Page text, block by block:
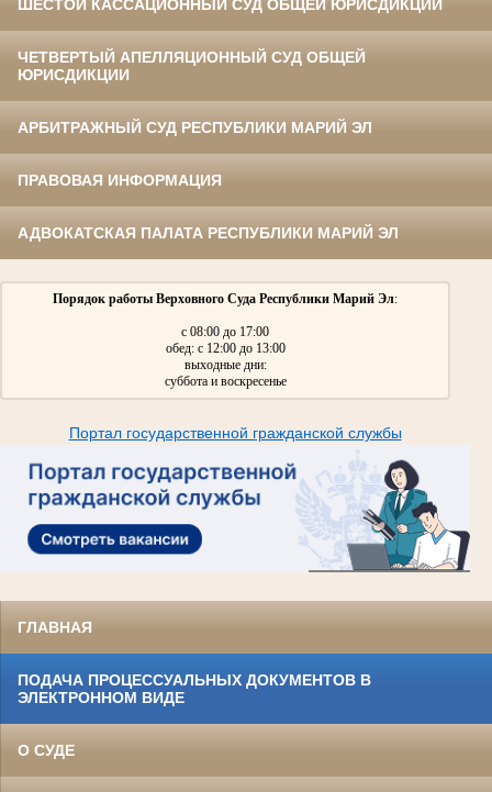
ШЕСТОЙ КАССАЦИОННЫЙ СУД ОБЩЕЙ ЮРИСДИКЦИИ
ЧЕТВЕРТЫЙ АПЕЛЛЯЦИОННЫЙ СУД ОБЩЕЙ
ЮРИСДИКЦИИ
АРБИТРАЖНЫЙ СУД РЕСПУБЛИКИ МАРИЙ ЭЛ
ПРАВОВАЯ ИНФОРМАЦИЯ
АДВОКАТСКАЯ ПАЛАТА РЕСПУБЛИКИ МАРИЙ ЭЛ
Порядок работы Верховного Суда Республики Марий Эл:
с 08:00 до 17:00
обед: с 12:00 до 13:00
выходные дни:
суббота и воскресенье
Портал государственной гражданской службы
ГЛАВНАЯ
ПОДАЧА ПРОЦЕССУАЛЬНЫХ ДОКУМЕНТОВ В
ЭЛЕКТРОННОМ ВИДЕ
О СУДЕ